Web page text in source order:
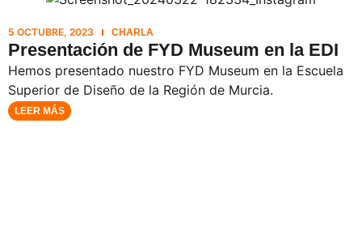
5 OCTUBRE, 2023 CHARLA
Presentación de FYD Museum en la EDI
Hemos presentado nuestro FYD Museum en la Escuela
Superior de Diseño de la Región de Murcia.
LEER MÁS